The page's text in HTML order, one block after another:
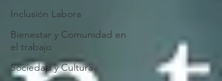
Inclusión Labora
Bienestar y Comunidad en
el trabajo
Sociedad y Cultura